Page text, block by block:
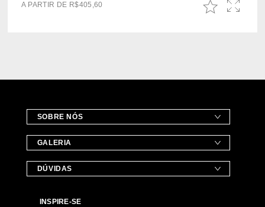
A PARTIR DE R$405,60
SOBRE NÓS
GALERIA
DÚVIDAS
INSPIRE-SE